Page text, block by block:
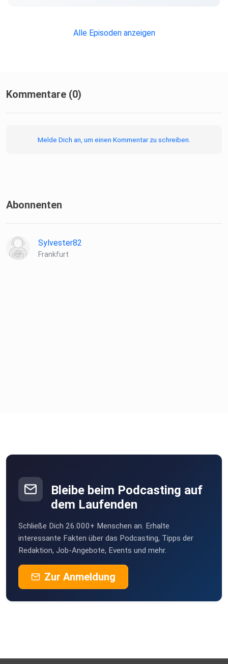
Alle Episoden anzeigen
Kommentare (0)
Melde Dich an, um einen Kommentar zu schreiben.
Abonnenten
Sylvester82
Frankfurt
Bleibe beim Podcasting auf
dem Laufenden
Schließe Dich 26.000+ Menschen an. Erhalte
interessante Fakten über das Podcasting, Tipps der
Redaktion, Job-Angebote, Events und mehr.
Zur Anmeldung